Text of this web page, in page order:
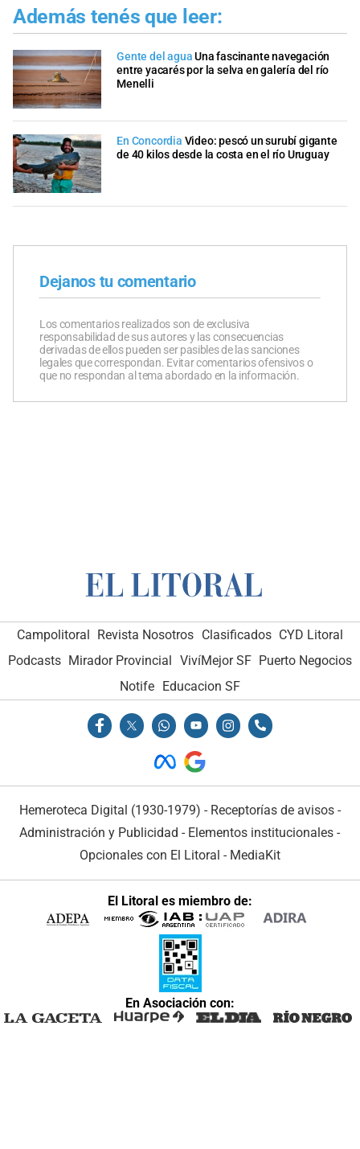
Además tenés que leer:
Gente del aguaUna fascinante navegación
entre yacarés por la selva en galería del río
Menelli
En Concordia Video: pescó un surubí gigante
de 40 kilos desde la costa en el río Uruguay
Dejanos tu comentario
Los comentarios realizados son de exclusiva
responsabilidad de sus autores y las consecuencias
derivadas de ellos pueden ser pasibles de las sanciones
legales que correspondan. Evitar comentarios ofensivos o
que no respondan al tema abordado en la información.
Campolitoral Revista Nosotros Clasificados CYD Litoral
Podcasts Mirador Provincial VivíMejor SF Puerto Negocios
Notife
Educacion SF
Hemeroteca Digital (1930-1979) - Receptorías de avisos -
Administración y Publicidad - Elementos institucionales -
Opcionales con El Litoral - MediaKit
El Litoral es miembro de:
En Asociación con: